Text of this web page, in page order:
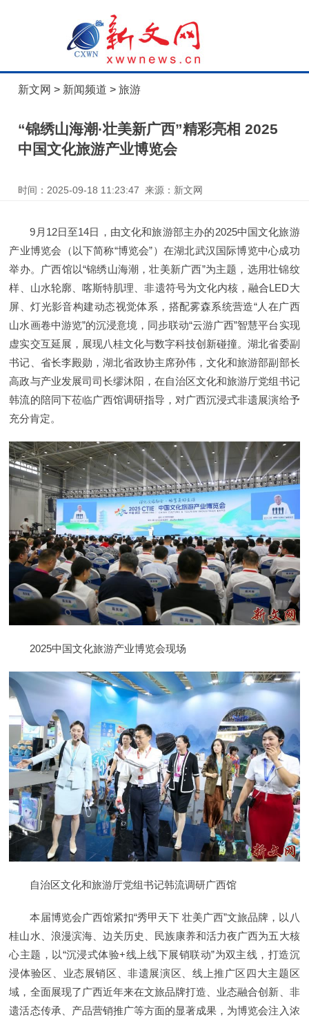
新文网 > 新闻频道 >旅游
“锦绣山海潮·壮美新广西”精彩亮相 2025
中国文化旅游产业博览会
时间：2025-09-18 11:23:47 来源：新文网
9月12日至14日，由文化和旅游部主办的2025中国文化旅游
产业博览会（以下简称“博览会”）在湖北武汉国际博览中心成功
举办。广西馆以“锦绣山海潮，壮美新广西”为主题，选用壮锦纹
样、山水轮廓、喀斯特肌理、非遗符号为文化内核，融合LED大
屏、灯光影音构建动态视觉体系，搭配雾森系统营造“人在广西
山水画卷中游览”的沉浸意境，同步联动“云游广西”智慧平台实现
虚实交互延展，展现八桂文化与数字科技创新碰撞。湖北省委副
书记、省长李殿勋，湖北省政协主席孙伟，文化和旅游部副部长
高政与产业发展司司长缪沐阳，在自治区文化和旅游厅党组书记
韩流的陪同下莅临广西馆调研指导，对广西沉浸式非遗展演给予
充分肯定。
2025中国文化旅游产业博览会现场
自治区文化和旅游厅党组书记韩流调研广西馆
本届博览会广西馆紧扣“秀甲天下 壮美广西”文旅品牌，以八
桂山水、浪漫滨海、边关历史、民族康养和活力夜广西为五大核
心主题，以“沉浸式体验+线上线下展销联动”为双主线，打造沉
浸体验区、业态展销区、非遗展演区、线上推广区四大主题区
域，全面展现了广西近年来在文旅品牌打造、业态融合创新、非
遗活态传承、产品营销推广等方面的显著成果，为博览会注入浓